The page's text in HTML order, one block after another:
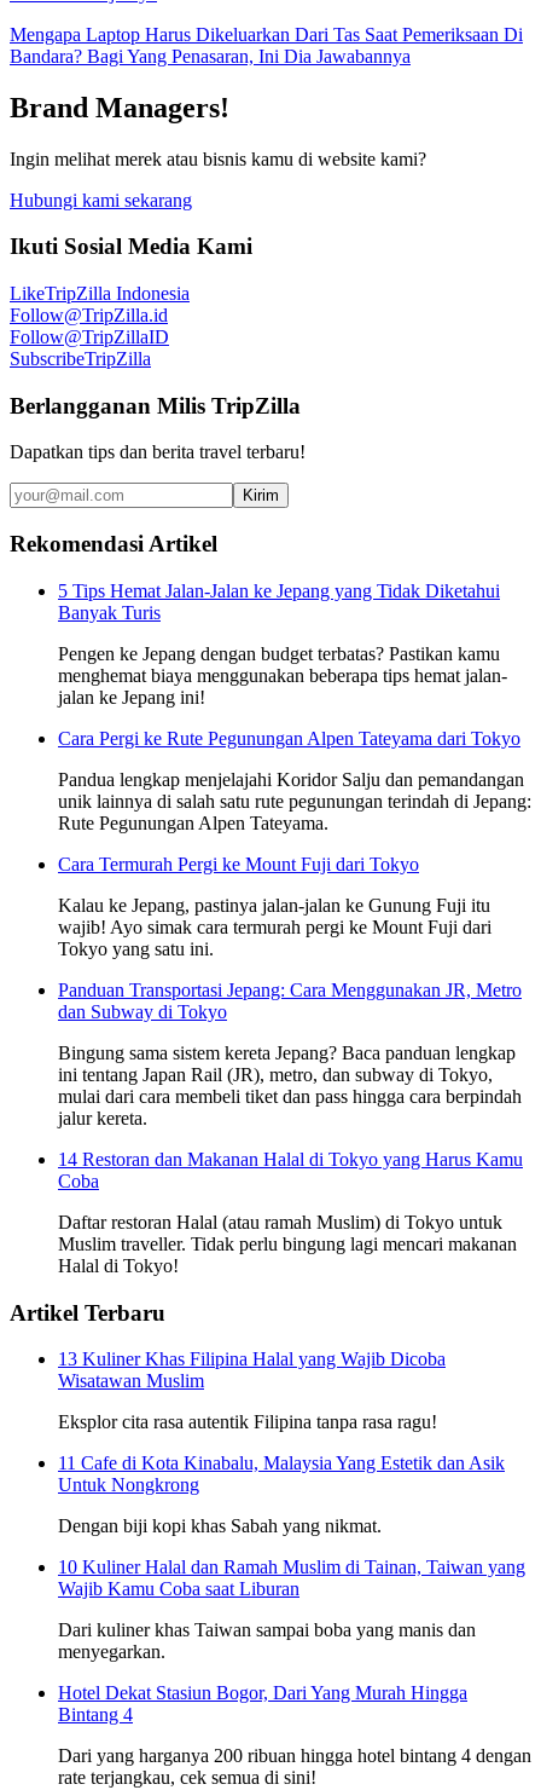
Mengapa Laptop Harus Dikeluarkan Dari Tas Saat Pemeriksaan Di
Bandara? Bagi Yang Penasaran, Ini Dia Jawabannya
Brand Managers!
Ingin melihat merek atau bisnis kamu di website kami?
Hubungi kami sekarang
Ikuti Sosial Media Kami
LikeTripZilla Indonesia
Follow@TripZilla.id
Follow@TripZillaID
SubscribeTripZilla
Berlangganan Milis TripZilla
Dapatkan tips dan berita travel terbaru!
Kirim
Rekomendasi Artikel
5 Tips Hemat Jalan-Jalan ke Jepang yang Tidak Diketahui
Banyak Turis
Pengen ke Jepang dengan budget terbatas? Pastikan kamu
menghemat biaya menggunakan beberapa tips hemat jalan-
jalan ke Jepang ini!
Cara Pergi ke Rute Pegunungan Alpen Tateyama dari Tokyo
Pandua lengkap menjelajahi Koridor Salju dan pemandangan
unik lainnya di salah satu rute pegunungan terindah di Jepang:
Rute Pegunungan Alpen Tateyama.
Cara Termurah Pergi ke Mount Fuji dari Tokyo
Kalau ke Jepang, pastinya jalan-jalan ke Gunung Fuji itu
wajib! Ayo simak cara termurah pergi ke Mount Fuji dari
Tokyo yang satu ini.
Panduan Transportasi Jepang: Cara Menggunakan JR, Metro
dan Subway di Tokyo
Bingung sama sistem kereta Jepang? Baca panduan lengkap
ini tentang Japan Rail (JR), metro, dan subway di Tokyo,
mulai dari cara membeli tiket dan pass hingga cara berpindah
jalur kereta.
14 Restoran dan Makanan Halal di Tokyo yang Harus Kamu
Coba
Daftar restoran Halal (atau ramah Muslim) di Tokyo untuk
Muslim traveller. Tidak perlu bingung lagi mencari makanan
Halal di Tokyo!
Artikel Terbaru
13 Kuliner Khas Filipina Halal yang Wajib Dicoba
Wisatawan Muslim
Eksplor cita rasa autentik Filipina tanpa rasa ragu!
11 Cafe di Kota Kinabalu, Malaysia Yang Estetik dan Asik
Untuk Nongkrong
Dengan biji kopi khas Sabah yang nikmat.
10 Kuliner Halal dan Ramah Muslim di Tainan, Taiwan yang
Wajib Kamu Coba saat Liburan
Dari kuliner khas Taiwan sampai boba yang manis dan
menyegarkan.
Hotel Dekat Stasiun Bogor, Dari Yang Murah Hingga
Bintang 4
Dari yang harganya 200 ribuan hingga hotel bintang 4 dengan
rate terjangkau, cek semua di sini!